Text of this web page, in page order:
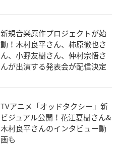
新規音楽原作プロジェクトが始
動！木村良平さん、柿原徹也さ
ん、小野友樹さん、仲村宗悟さ
んが出演する発表会が配信決定
TVアニメ「オッドタクシー」新
ビジュアル公開！花江夏樹さん&
木村良平さんのインタビュー動
画も